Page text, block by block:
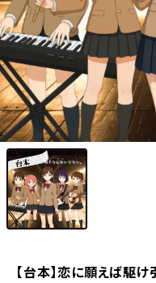
【台本】恋に願えば駆